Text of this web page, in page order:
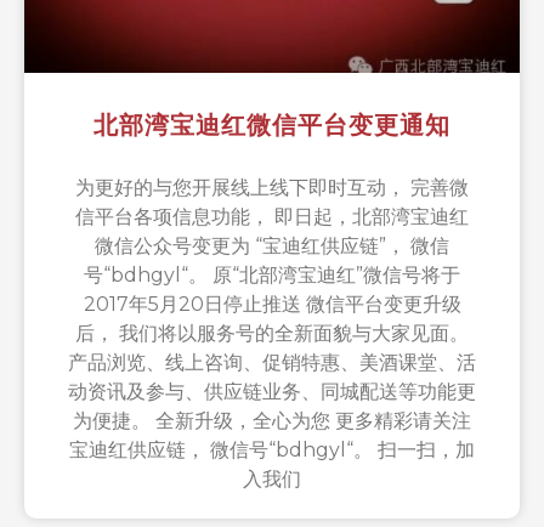
北部湾宝迪红微信平台变更通知
为更好的与您开展线上线下即时互动， 完善微
信平台各项信息功能， 即日起，北部湾宝迪红
微信公众号变更为 “宝迪红供应链”， 微信
号“bdhgyl“。 原“北部湾宝迪红”微信号将于
2017年5月20日停止推送 微信平台变更升级
后， 我们将以服务号的全新面貌与大家见面。
产品浏览、线上咨询、促销特惠、美酒课堂、活
动资讯及参与、供应链业务、同城配送等功能更
为便捷。 全新升级，全心为您 更多精彩请关注
宝迪红供应链， 微信号“bdhgyl“。 扫一扫，加
入我们